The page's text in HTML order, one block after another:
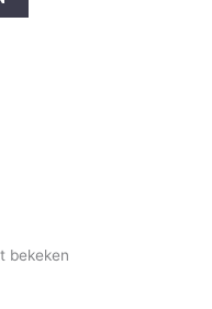
bekeken